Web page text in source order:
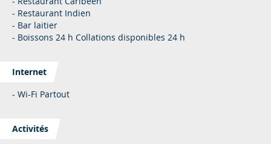
- Restaurant Indien
- Bar laitier
- Boissons 24 h Collations disponibles 24 h
Internet
- Wi-Fi Partout
Activités